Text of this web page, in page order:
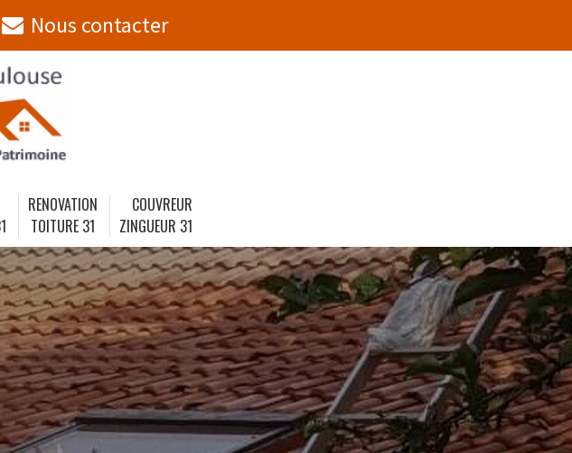
Nous contacter
RENOVATION
TOITURE 31
COUVREUR
ZINGUEUR 31